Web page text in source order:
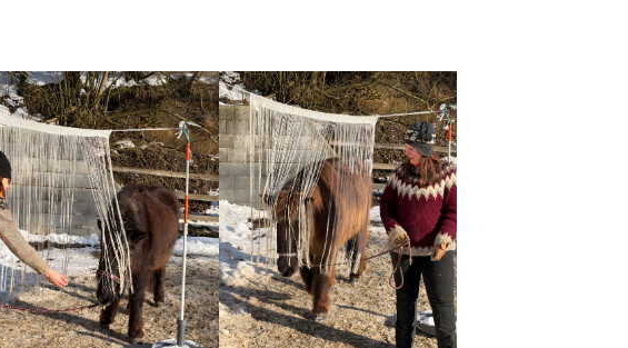
larger version Show larger version